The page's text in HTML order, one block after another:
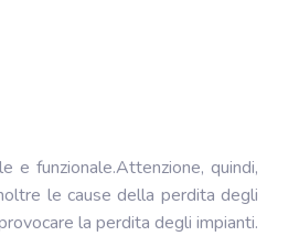
e funzionale.Attenzione, quindi,
le cause della perdita degli
la perdita degli impianti.